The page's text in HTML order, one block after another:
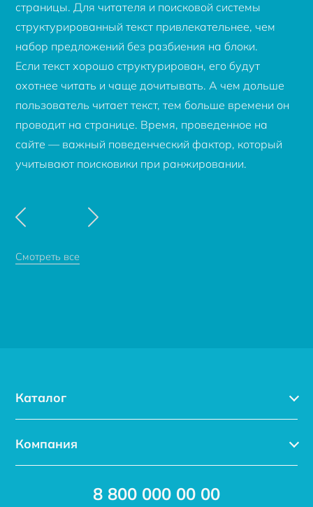
страницы. Для читателя и поисковой системы
структурированный текст привлекательнее, чем
набор предложений без разбиения на блоки.
Если текст хорошо структурирован, его будут
охотнее читать и чаще дочитывать. А чем дольше
пользователь читает текст, тем больше времени он
проводит на странице. Время, проведенное на
сайте — важный поведенческий фактор, который
учитывают поисковики при ранжировании.
Смотреть все
Каталог
Услуги
Компания
8 800 000 00 00